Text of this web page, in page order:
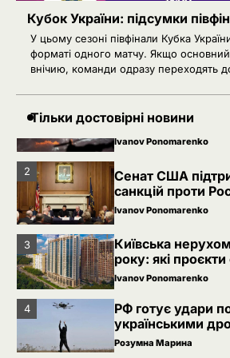
Кубок України: підсумки
У цьому сезоні півфінали Кубка
форматі одного матчу. Якщо основний
внічию, команди одразу переходять
Тільки достовірні новини
РФ знеструмила
повернуть світло
Розумна Марина
над військовою
де ремонтують
Ivanov Ponomarenko
2
Сенат США
санкцій проти
Ivanov Ponomarenko
3
Київська
року: які
вигляд столиці
Ivanov Ponomarenko
4
РФ готує удари
українськими
Розумна Марина